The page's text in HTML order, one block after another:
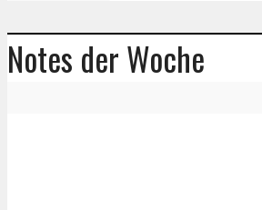
Notes der Woche